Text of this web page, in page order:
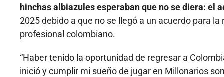
hinchas albiazules esperaban que no se diera: el
2025 debido a que no se llegó a un acuerdo para
profesional colombiano.
“Haber tenido la oportunidad de regresar a
inició y cumplir mi sueño de jugar en Millonarios